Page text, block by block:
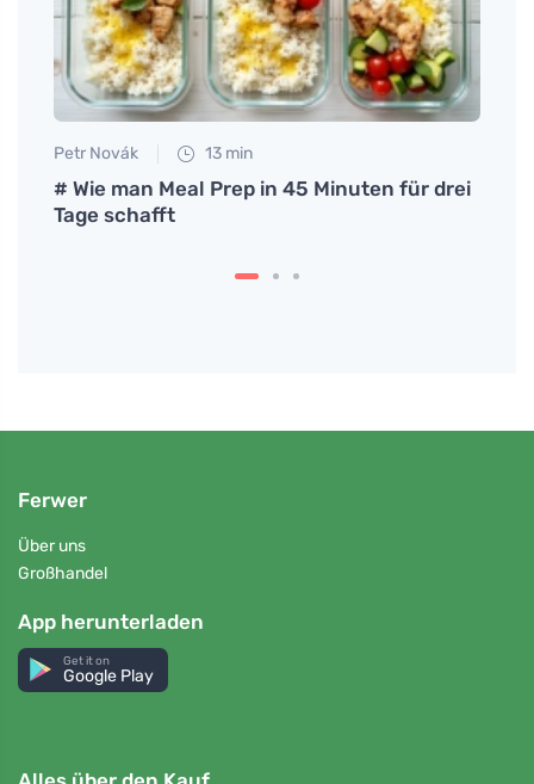
Petr Novák 13 min
# Wie man Meal Prep in 45 Minuten für drei
Tage schafft
Ferwer
Über uns
Großhandel
App herunterladen
Get it on
Google Play